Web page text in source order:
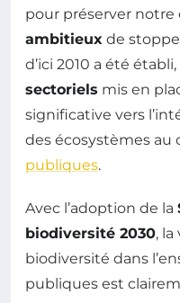
pour préserver notre
ambitieux de
d’ici 2010 a été
sectoriels mis en
significative vers
des écosystèmes
publiques.
Avec l’adoption de la
biodiversité 2030,
biodiversité dans
publiques est